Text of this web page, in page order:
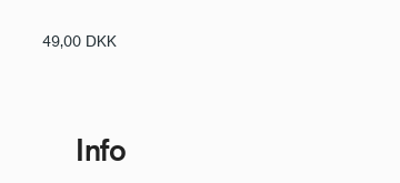
49,00 DKK
Info